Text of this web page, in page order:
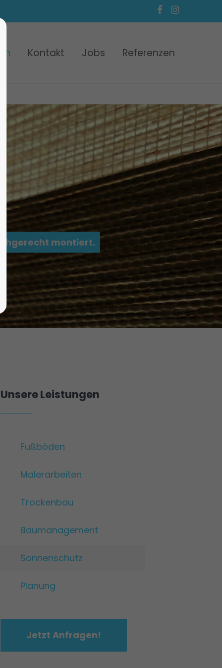
Kontakt Jobs Referenzen
montiert.
Unsere Leistungen
Fußböden
Malerarbeiten
Trockenbau
Baumanagement
Sonnenschutz
Planung
Jetzt Anfragen!